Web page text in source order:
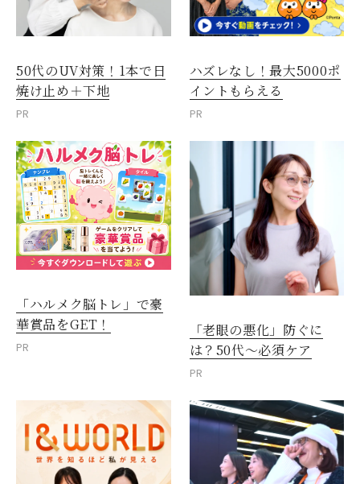
50代のUV対策！1本で日
焼け止め＋下地
PR
ハズレなし！最大5000ポ
イントもらえる
PR
「ハルメク脳トレ」で豪
華賞品をGET！
PR
「老眼の悪化」防ぐに
は？50代～必須ケア
PR